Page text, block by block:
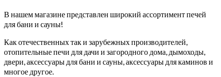
В нашем магазине представлен широкий ассортимент печей
для бани и сауны!
Как отечественных так и зарубежных производителей,
отопительные печи для дачи и загородного дома, дымоходы,
двери, аксессуары для бани и сауны, аксессуары для каминов и
многое другое.